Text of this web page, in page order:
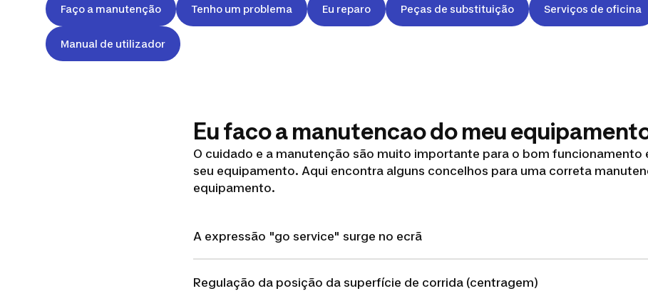
Faço a manutenção Tenho um problema Eu reparo Peças de substituição Serviços de oficina
Manual de utilizador
Eu faco a manutencao do meu
O cuidado e a manutenção são muito importante para o bom funcionamento
seu equipamento. Aqui encontra alguns concelhos para uma correta
equipamento.
A expressão "go service" surge no ecrã
Regulação da posição da superfície de corrida (centragem)